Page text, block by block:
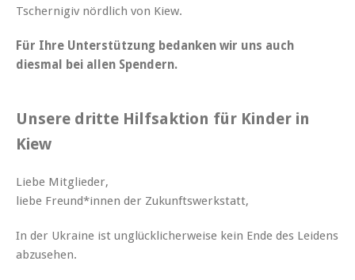
Tschernigiv nördlich von Kiew.
Für Ihre Unterstützung bedanken wir uns auch
diesmal bei allen Spendern.
Unsere dritte Hilfsaktion für Kinder in
Kiew
Liebe Mitglieder,
liebe Freund*innen der Zukunftswerkstatt,
In der Ukraine ist unglücklicherweise kein Ende des Leidens
abzusehen.